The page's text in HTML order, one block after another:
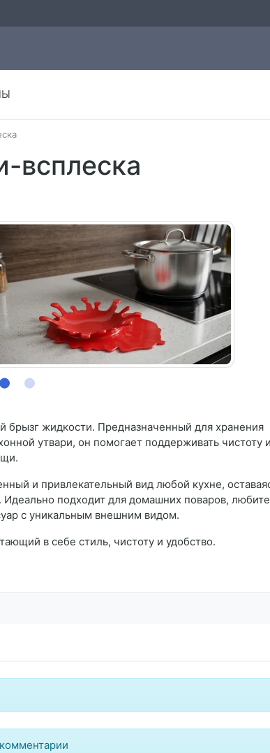
всплеска
брызг жидкости. Предназначенный для хранения
утвари, он помогает поддерживать чистоту
и привлекательный вид любой кухне,
подходит для домашних поваров,
с уникальным внешним видом.
в себе стиль, чистоту и удобство.